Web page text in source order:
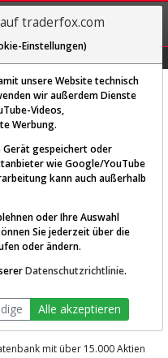
REGIS-
TRIEREN
nur für
von
mit über 15.000 Aktien
traderfox.com
Einstellungen)
unsere Website technisch
wir außerdem Dienste
Videos,
Werbung.
gespeichert oder
wie Google/YouTube
kann auch außerhalb
oder Ihre Auswahl
Sie jederzeit über die
oder ändern.
Datenschutzrichtlinie.
Alle akzeptieren